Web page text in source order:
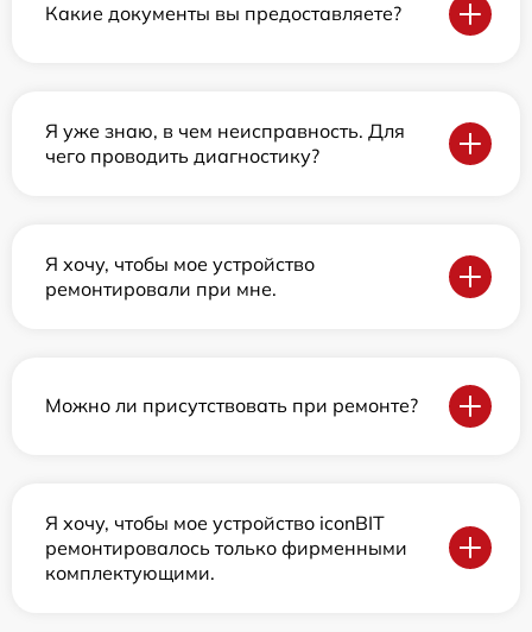
Какие документы вы предоставляете?
Я уже знаю, в чем неисправность. Для
чего проводить диагностику?
Я хочу, чтобы мое устройство
ремонтировали при мне.
Можно ли присутствовать при ремонте?
Я хочу, чтобы мое устройство iconBIT
ремонтировалось только фирменными
комплектующими.